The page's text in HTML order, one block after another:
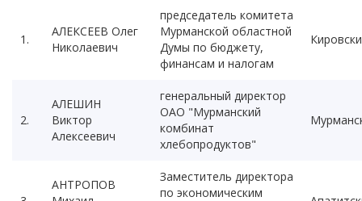
1.
АЛЕКСЕЕВ Олег
Николаевич
председатель комитета
Мурманской областной
Думы по бюджету,
финансам и налогам
2.
АЛЕШИН
Виктор
Алексеевич
генеральный директор
ОАО "Мурманский
комбинат
хлебопродуктов"
АНТРОПОВ
Заместитель директора
по экономическим